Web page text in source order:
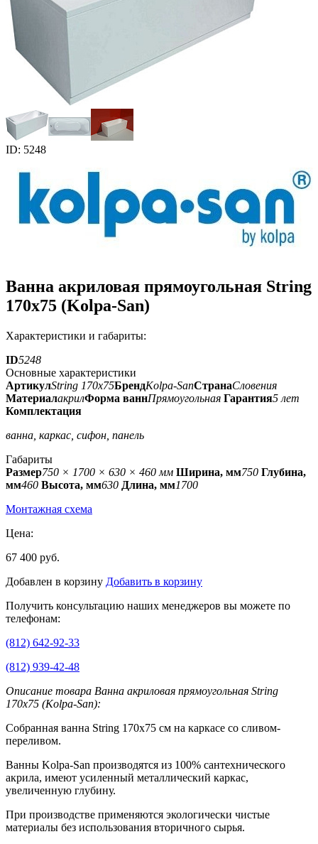
ID: 5248
Ванна акриловая прямоугольная String
170x75 (Kolpa-San)
Характеристики и габариты:
ID5248
Основные характеристики
АртикулString 170x75БрендKolpa-SanСтранаСловения
МатериалакрилФорма ваннПрямоугольная Гарантия5 лет
Комплектация
ванна, каркас, сифон, панель
Габариты
Размер750 × 1700 × 630 × 460 мм Ширина, мм750 Глубина,
мм460 Высота, мм630 Длина, мм1700
Монтажная схема
Цена:
67 400 руб.
Добавлен в корзину Добавить в корзину
Получить консультацию наших менеджеров вы можете по
телефонам:
(812) 642-92-33
(812) 939-42-48
Описание товара Ванна акриловая прямоугольная String
170x75 (Kolpa-San):
Собранная ванна String 170х75 см на каркасе со сливом-
переливом.
Ванны Kolpa-San производятся из 100% сантехнического
акрила, имеют усиленный металлический каркас,
увеличенную глубину.
При производстве применяются экологически чистые
материалы без использования вторичного сырья.